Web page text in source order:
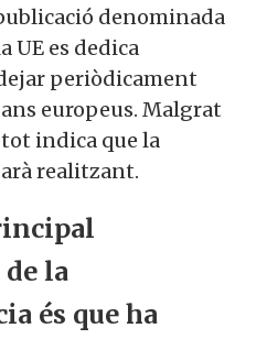
denominada
UE es dedica
periòdicament
europeus. Malgrat
indica que la
realitzant.
la
és que ha